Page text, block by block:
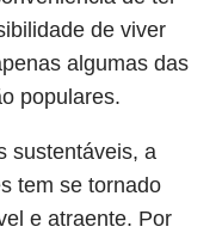
de viver
algumas das
populares.
sustentáveis, a
tem se tornado
e atraente. Por